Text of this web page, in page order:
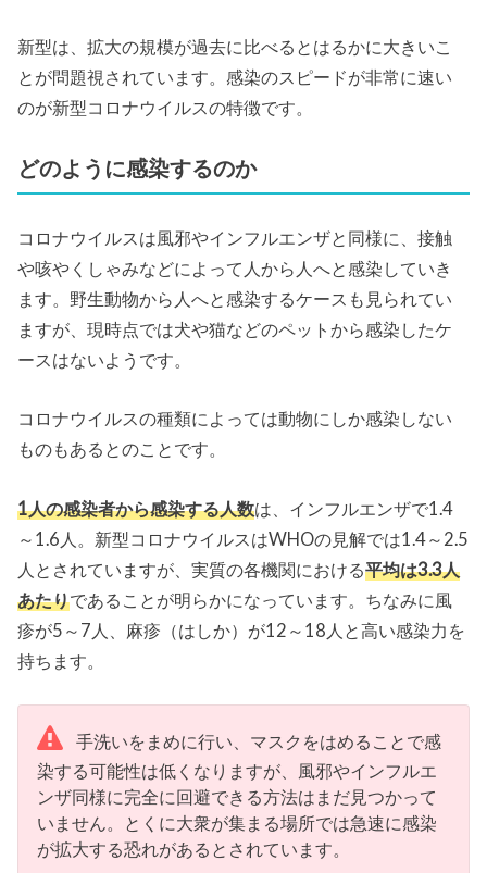
新型は、拡大の規模が過去に比べるとはるかに大きいこ
とが問題視されています。感染のスピードが非常に速い
のが新型コロナウイルスの特徴です。
どのように感染するのか
コロナウイルスは風邪やインフルエンザと同様に、接触
や咳やくしゃみなどによって人から人へと感染していき
ます。野生動物から人へと感染するケースも見られてい
ますが、現時点では犬や猫などのペットから感染したケ
ースはないようです。
コロナウイルスの種類によっては動物にしか感染しない
ものもあるとのことです。
1人の感染者から感染する人数は、インフルエンザで1.4
～1.6人。新型コロナウイルスはWHOの見解では1.4～2.5
人とされていますが、実質の各機関における平均は3.3人
あたりであることが明らかになっています。ちなみに風
疹が5～7人、麻疹（はしか）が12～18人と高い感染力を
持ちます。
手洗いをまめに行い、マスクをはめることで感
染する可能性は低くなりますが、風邪やインフルエ
ンザ同様に完全に回避できる方法はまだ見つかって
いません。とくに大衆が集まる場所では急速に感染
が拡大する恐れがあるとされています。